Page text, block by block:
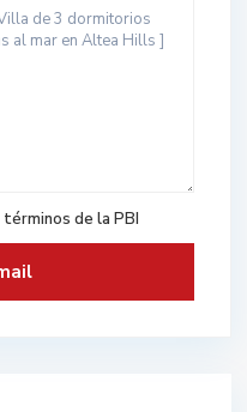
términos de la PBI